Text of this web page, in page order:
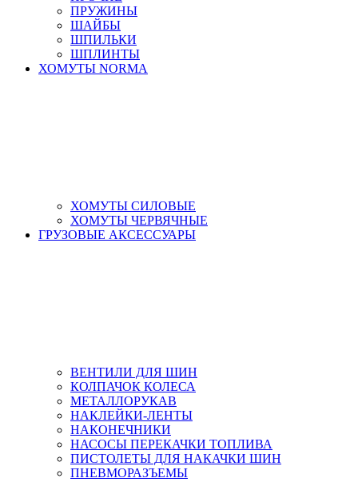
ПРУЖИНЫ
ШАЙБЫ
ШПИЛЬКИ
ШПЛИНТЫ
ХОМУТЫ NORMA
ХОМУТЫ СИЛОВЫЕ
ХОМУТЫ ЧЕРВЯЧНЫЕ
ГРУЗОВЫЕ АКСЕССУАРЫ
ВЕНТИЛИ ДЛЯ ШИН
КОЛПАЧОК КОЛЕСА
МЕТАЛЛОРУКАВ
НАКЛЕЙКИ-ЛЕНТЫ
НАКОНЕЧНИКИ
НАСОСЫ ПЕРЕКАЧКИ ТОПЛИВА
ПИСТОЛЕТЫ ДЛЯ НАКАЧКИ ШИН
ПНЕВМОРАЗЪЕМЫ